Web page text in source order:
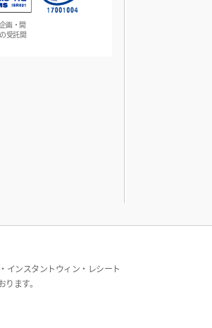
画・開
受託開
インスタントウィン・レシート
ます。